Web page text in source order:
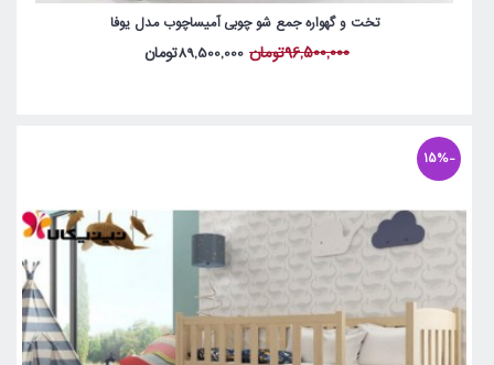
تخت و گهواره جمع شو چوبی آمیساچوب مدل یوفا
96,500,000تومان 89,500,000تومان
-15%